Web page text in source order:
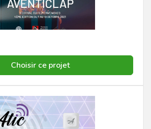
Choisir ce projet